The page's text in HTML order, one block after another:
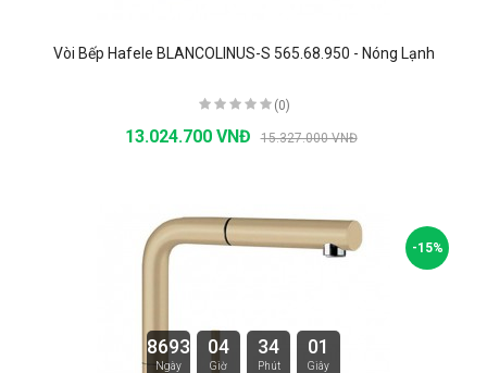
Vòi Bếp Hafele BLANCOLINUS-S 565.68.950 - Nóng Lạnh
(0)
13.024.700 VNĐ 15.327.000 VNĐ
8693
Ngày
04
Giờ
34
Phút
00
Giây
-15%